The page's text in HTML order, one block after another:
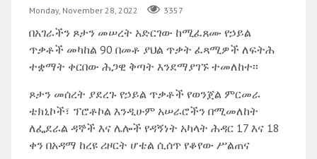
Monday, November 28, 2022 3357
በአገራችን ጾታን መሠረት አድርገው ከሚፈጸሙ የኃይል
ጥቃቶች መካከል 90 በመቶ ያህል ጥቃት ፈጻሚዎች ለፍትሕ
ተቋማት ቀርበው ሕጋዊ ቅጣት እንደማያገኙ ተመለከተ፡፡
ጾታን መሰረት ያደረጉ የኃይል ጥቃቶች የወንጀል ምርመራ
ቴክኒኮች፣ ፕሮቶኮል እንዲሁም አሠራሮችን በሚመለከት
ለፌደራል ዳኞች እና ሌሎች የዳኝነት አካላት ሕዳር 17 እና 18
ቀን በአዳማ ከረዩ ሪዞርት ሆቴል ሲሰጥ የቆየው ሥልጠና